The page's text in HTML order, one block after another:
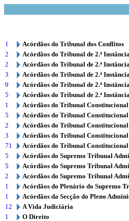
1
Acórdãos do Tribunal dos Conflitos
2
Acórdãos do Tribunal de 2.ª
2
Acórdãos do Tribunal de 2.ª
3
Acórdãos do Tribunal de 2.ª
9
Acórdãos do Tribunal de 2.ª
5
Acórdãos do Tribunal de 2.ª
1
Acórdãos do Tribunal Constitucional
5
Acórdãos do Tribunal Constitucional
2
Acórdãos do Tribunal Constitucional
3
Acórdãos do Tribunal Constitucional
71
Acórdãos do Tribunal Constitucional
5
Acórdãos do Supremo Tribunal
5
Acórdãos do Supremo Tribunal
2
Acórdãos do Supremo Tribunal
1
Acórdãos do Plenário do Supremo
1
Acórdãos da Secção do Pleno
12
A Vida Judiciária
1
O Direito